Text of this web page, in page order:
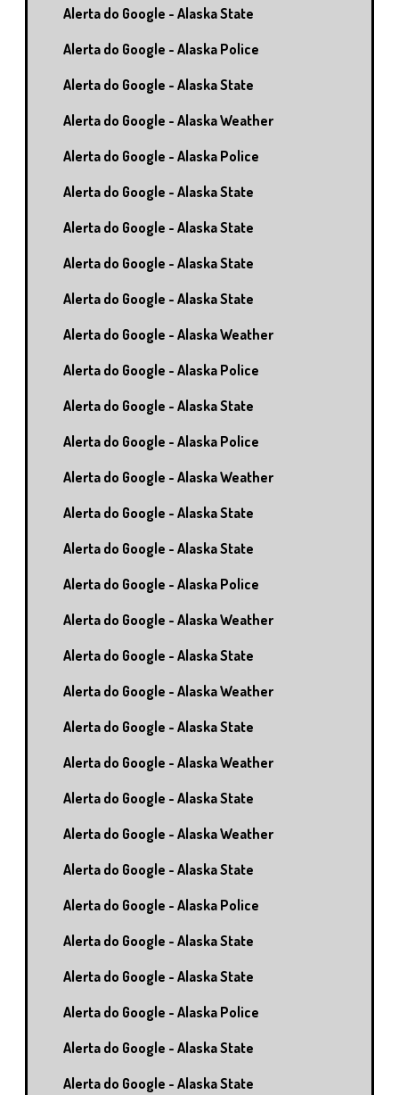
Alerta do Google - Alaska State
Alerta do Google - Alaska Police
Alerta do Google - Alaska State
Alerta do Google - Alaska Weather
Alerta do Google - Alaska Police
Alerta do Google - Alaska State
Alerta do Google - Alaska State
Alerta do Google - Alaska State
Alerta do Google - Alaska State
Alerta do Google - Alaska Weather
Alerta do Google - Alaska Police
Alerta do Google - Alaska State
Alerta do Google - Alaska Police
Alerta do Google - Alaska Weather
Alerta do Google - Alaska State
Alerta do Google - Alaska State
Alerta do Google - Alaska Police
Alerta do Google - Alaska Weather
Alerta do Google - Alaska State
Alerta do Google - Alaska Weather
Alerta do Google - Alaska State
Alerta do Google - Alaska Weather
Alerta do Google - Alaska State
Alerta do Google - Alaska Weather
Alerta do Google - Alaska State
Alerta do Google - Alaska Police
Alerta do Google - Alaska State
Alerta do Google - Alaska State
Alerta do Google - Alaska Police
Alerta do Google - Alaska State
Alerta do Google - Alaska State